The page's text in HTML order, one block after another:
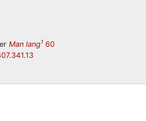
Man lang1 60